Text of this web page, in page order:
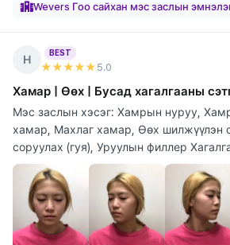
Wevers Гоо сайхан мэс заслын
Н
BEST
★★★★★ 5.0
Хамар | Өөх | Бусад хагалгааны
Мэс заслын хэсэг: Хамрын нуруу,
хамар, Махлаг хамар, Өөх шилжүүлэн
соруулах (гуя), Уруулын